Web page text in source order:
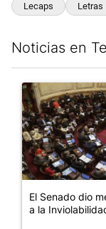
Lecaps Letras
Noticias en
Un artículo de
El Senado dio
a la